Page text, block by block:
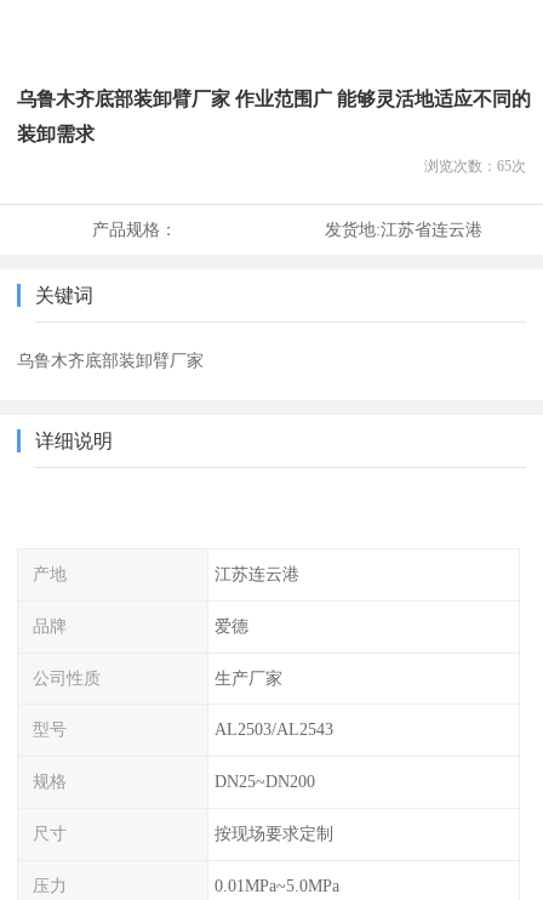
乌鲁木齐底部装卸臂厂家 作业范围广 能够灵活地适应不同的
装卸需求
浏览次数： 65次
产品规格： 发货地:江苏省连云港
关键词
乌鲁木齐底部装卸臂厂家
详细说明
产地 江苏连云港
品牌 爱德
公司性质 生产厂家
型号 AL2503/AL2543
规格 DN25~DN200
尺寸 按现场要求定制
压力 0.01MPa~5.0MPa